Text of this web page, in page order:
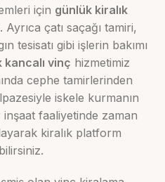
için günlük kiralık
çatı saçağı tamiri,
tesisatı gibi işlerin bakımı
kancalı vinç hizmetimiz
cephe tamirlerinden
iskele kurmanın
faaliyetinde zaman
kiralık platform